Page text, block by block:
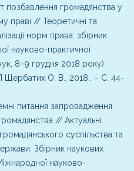
позбавлення громадянства у
праві // Теоретичні та
норм права: збірник
науково-практичної
8–9 грудня 2018 року).
Щербатих О. В., 2018.. – С. 44-
питання запровадження
// Актуальні
суспільства та
Збірник наукових
науково-